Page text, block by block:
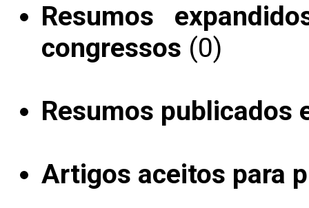
Resumos
congressos (0)
Resumos publicados
Artigos aceitos para